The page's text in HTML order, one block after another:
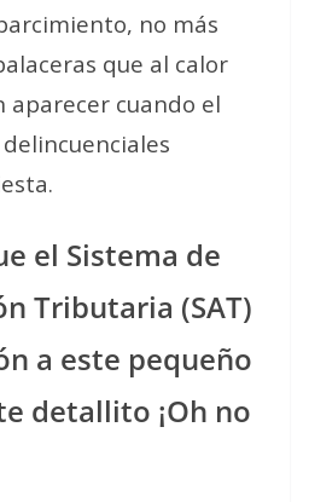
no más
que al calor
aparecer cuando el
el Sistema de
Tributaria (SAT)
a este pequeño
detallito ¡Oh no